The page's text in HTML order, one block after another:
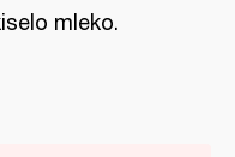
mleko.